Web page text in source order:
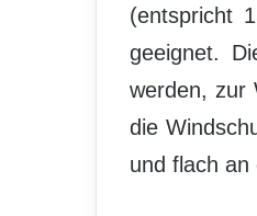
(entspricht
geeignet.
werden, zur
die
und flach an